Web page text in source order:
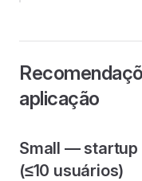
aplicação
Small — startup
(≤10 usuários)